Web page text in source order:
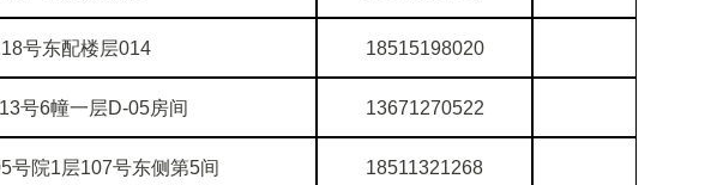
号东配楼层014 18515198020
号6幢一层D-05房间 13671270522
号院1层107号东侧第5间 18511321268